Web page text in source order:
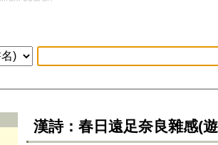
漢詩：春日遠足奈良雜感(